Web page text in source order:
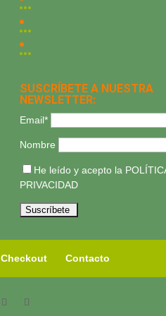
SUSCRÍBETE A NUESTRA
NEWSLETTER:
Email*
Nombre
He leído y acepto la
PRIVACIDAD
Checkout Contacto